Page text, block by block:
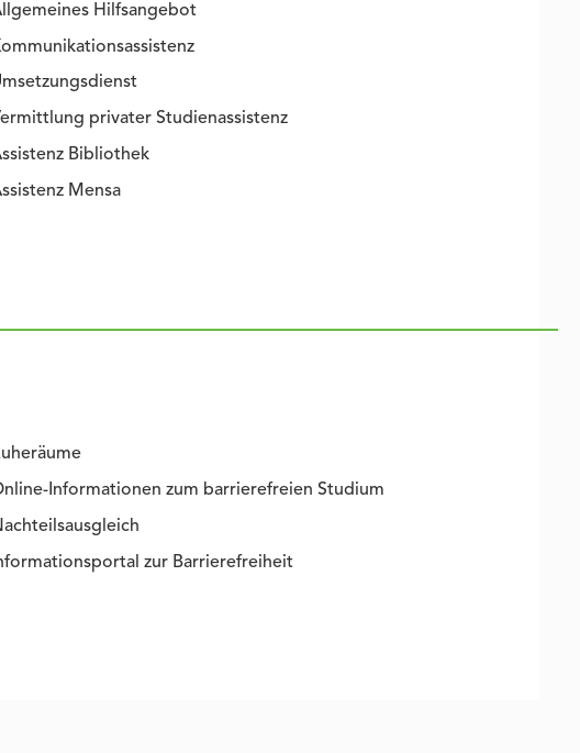
Hilfsangebot
privater Studienassistenz
Bibliothek
Mensa
Informationen zum barrierefreien Studium
zur Barrierefreiheit